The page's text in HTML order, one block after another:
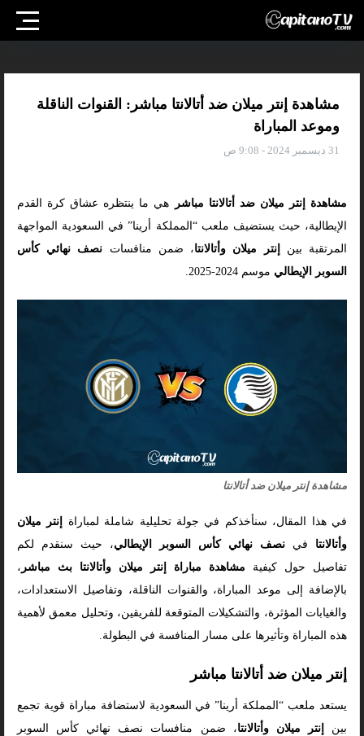
مشاهدة إنتر ميلان ضد أتالانتا مباشر: القنوات الناقلة
وموعد المباراة
31 ديسمبر 2024 - 9:08 ص
مشاهدة إنتر ميلان ضد أتالانتا مباشر
هي ما ينتظره عشاق كرة القدم
الإيطالية، حيث يستضيف ملعب “المملكة أرينا” في السعودية المواجهة
المرتقبة بين
إنتر ميلان وأتالانتا، ضمن منافسات نصف نهائي كأس
السوبر الإيطالي موسم 2024-2025.
مشاهدة إنتر ميلان ضد أتالانتا
في هذا المقال، سنأخذكم في جولة تحليلية شاملة لمباراة
إنتر ميلان
وأتالانتا في نصف نهائي كأس السوبر الإيطالي، حيث سنقدم لكم
تفاصيل حول كيفية مشاهدة مباراة إنتر ميلان وأتالانتا بث مباشر ،
بالإضافة إلى موعد المباراة، والقنوات الناقلة، وتفاصيل الاستعدادات،
والغيابات المؤثرة، والتشكيلات المتوقعة للفريقين، وتحليل معمق لأهمية
هذه المباراة وتأثيرها على مسار المنافسة في البطولة.
إنتر ميلان ضد أتالانتا مباشر
يستعد ملعب “المملكة أرينا” في السعودية لاستضافة مباراة قوية تجمع
بين
إنتر ميلان وأتالانتا، ضمن منافسات نصف نهائي كأس السوبر